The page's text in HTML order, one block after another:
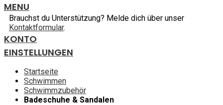
MENU
Brauchst du Unterstützung? Melde dich über unser
Kontaktformular.
KONTO
EINSTELLUNGEN
Startseite
Schwimmen
Schwimmzubehör
Badeschuhe & Sandalen